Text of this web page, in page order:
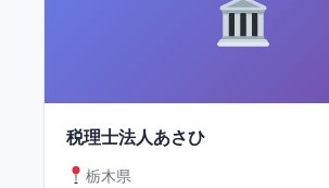
税理士法人あさひ
栃木県